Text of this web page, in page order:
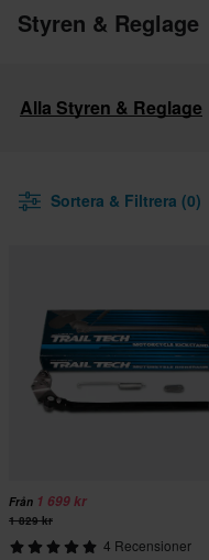
Styren & Reglage
Alla Styren & Reglage
Sortera & Filtrera (0)
Från 1 699 kr
1 829 kr
4 Recensioner